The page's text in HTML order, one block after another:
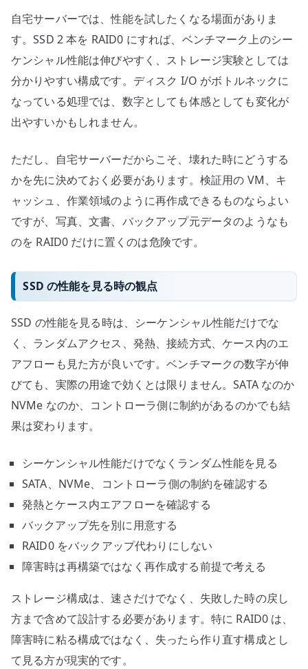
自宅サーバーでは、性能を試したくなる場面がありま
す。SSD 2 本を RAID0 にすれば、ベンチマーク上のシー
ケンシャル性能は伸びやすく、ストレージ実験としては
分かりやすい構成です。ディスク I/O がボトルネックに
なっている処理では、数字としても体感としても変化が
出やすいかもしれません。
ただし、自宅サーバーだからこそ、壊れた時にどうする
かを先に決めておく必要があります。検証用の VM、キ
ャッシュ、作業領域のように再作成できるものならよい
ですが、写真、文書、バックアップ元データのようなも
のを RAID0 だけに置くのは危険です。
SSD の性能を見る時の観点
SSD の性能を見る時は、シーケンシャル性能だけでな
く、ランダムアクセス、発熱、接続方式、ケース内のエ
アフローも見た方が良いです。ベンチマークの数字が伸
びても、実際の用途で効くとは限りません。SATA なのか
NVMe なのか、コントローラ側に制約があるのかでも結
果は変わります。
シーケンシャル性能だけでなくランダム性能を見る
SATA、NVMe、コントローラ側の制約を確認する
発熱とケース内エアフローを確認する
バックアップ先を別に用意する
RAID0 をバックアップ代わりにしない
障害時は再構築ではなく再作成する前提で考える
ストレージ構成は、速さだけでなく、失敗した時の戻し
方まで含めて設計する必要があります。特に RAID0 は、
障害時に粘る構成ではなく、失ったら作り直す構成とし
て見る方が現実的です。